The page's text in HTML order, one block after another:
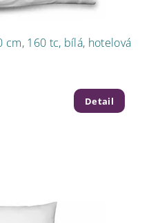
cm, 160 tc, bílá, hotelová
Detail